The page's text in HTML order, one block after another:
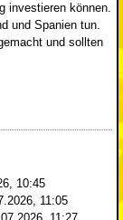
investieren können.
und Spanien tun.
und sollten
10:45
11:05